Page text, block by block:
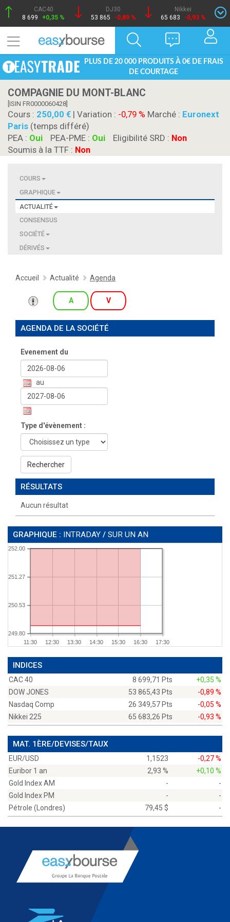
CAC40
8 699
+0,35 %
DJ30
53 865
-0,89 %
Nikkei
65 683
-0,93 %
PLUS DE 20 000 PRODUITS À 0€ DE FRAIS
DE COURTAGE
COMPAGNIE DU MONT-BLANC
[ISIN FR0000060428]
Cours : 250,00 | Variation : -0,79 % Marché : Euronext
Paris (temps différé)
PEA : Oui PEA-PME : Oui Eligibilité SRD : Non
Soumis à la TTF : Non
COURS
GRAPHIQUE
ACTUALITÉ
CONSENSUS
SOCIÉTÉ
DÉRIVÉS
Accueil Actualité Agenda
A V
AGENDA DE LA SOCIÉTÉ
Evenement du
au
Type d'évènement :
Rechercher
RÉSULTATS
Aucun résultat
GRAPHIQUE : INTRADAY / SUR UN AN
11:30 12:30 13:30 14:30 15:30 16:30 17:30
249.80
250.53
251.27
252.00
INDICES
CAC 40 8 699,71 Pts
+0,35 %
DOW JONES
53 865,43 Pts
-0,89 %
Nasdaq Comp
26 349,57 Pts
-0,05 %
Nikkei 225
65 683,26 Pts -0,93 %
MAT. 1ÈRE/DEVISES/TAUX
EUR/USD 1,1523
-0,27 %
Euribor 1 an
2,93 %
+0,10 %
Gold Index AM
-
-
Gold Index PM
-
-
Pétrole (Londres)
79,45 $ -